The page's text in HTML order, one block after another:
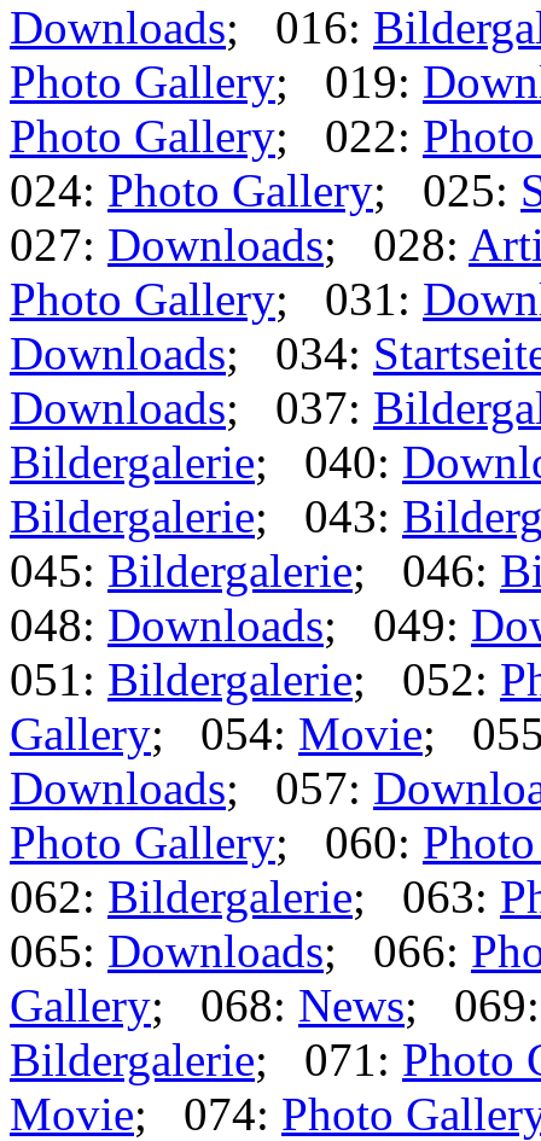
Downloads; 016:
Photo Gallery; 019:
Photo Gallery; 022:
024: Photo Gallery; 025:
027: Downloads; 028:
Photo Gallery; 031:
Downloads; 034:
Downloads; 037:
Bildergalerie; 040:
Bildergalerie; 043:
045: Bildergalerie; 046:
048: Downloads; 049:
051: Bildergalerie; 052:
Gallery; 054: Movie;
Downloads; 057:
Photo Gallery; 060:
062: Bildergalerie; 063:
065: Downloads; 066:
Gallery; 068: News;
Bildergalerie; 071: Photo
Movie; 074: Photo